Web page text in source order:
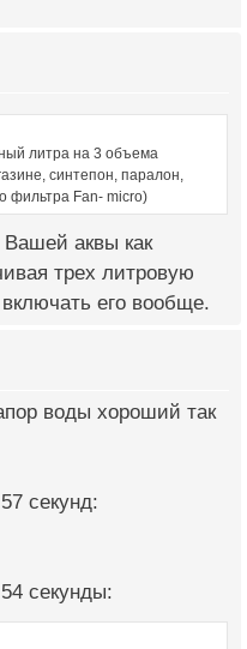
литра на 3 объема
синтепон, паралон,
фильтра Fan- micro)
аквы как
трех литровую
его вообще.
воды хороший так
секунд:
секунды: